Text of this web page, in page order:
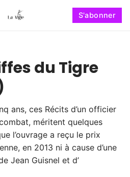
S'abonner
du Tigre
ans, ces Récits d’un officier
méritent quelques
l’ouvrage a reçu le prix
en 2013 ni à cause d’une
Jean Guisnel et d’